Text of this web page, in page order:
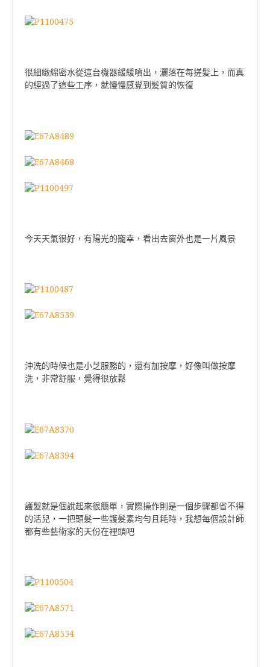
很細緻綿密水從這台機器緩緩噴出，灑落在每搓髪上，而真
的經過了這些工序，就慢慢感覺到髮質的恢復
今天天氣很好，有陽光的寵幸，看出去窗外也是一片風景
沖洗的時候也是小芝服務的，還有加按摩，好像叫做按摩
洗，非常舒服，覺得很放鬆
護髮就是個說起來很簡單，實際操作則是一個步驟都省不得
的活兒，一把頭髮一些護髮素均勻且耗時，我想每個設計師
都有些藝術家的天份在裡頭吧